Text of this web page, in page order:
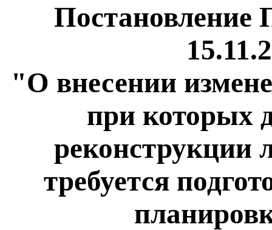
Постановление
"О внесении
при которых
реконструкции
требуется